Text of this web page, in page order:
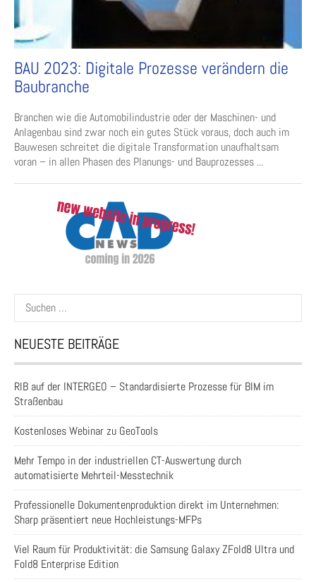
BAU 2023: Digitale Prozesse verändern die
Baubranche
Branchen wie die Automobilindustrie oder der Maschinen- und
Anlagenbau sind zwar noch ein gutes Stück voraus, doch auch im
Bauwesen schreitet die digitale Transformation unaufhaltsam
voran – in allen Phasen des Planungs- und Bauprozesses ...
Suchen
nach:
NEUESTE BEITRÄGE
RIB auf der INTERGEO – Standardisierte Prozesse für BIM im
Straßenbau
Kostenloses Webinar zu GeoTools
Mehr Tempo in der industriellen CT-Auswertung durch
automatisierte Mehrteil-Messtechnik
Professionelle Dokumentenproduktion direkt im Unternehmen:
Sharp präsentiert neue Hochleistungs-MFPs
Viel Raum für Produktivität: die Samsung Galaxy ZFold8 Ultra und
Fold8 Enterprise Edition